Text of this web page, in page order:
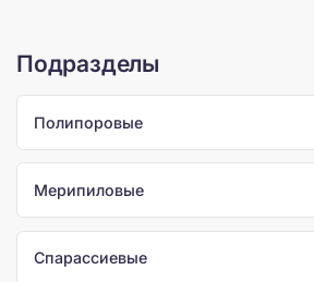
Подразделы
Полипоровые
Мерипиловые
Спарассиевые